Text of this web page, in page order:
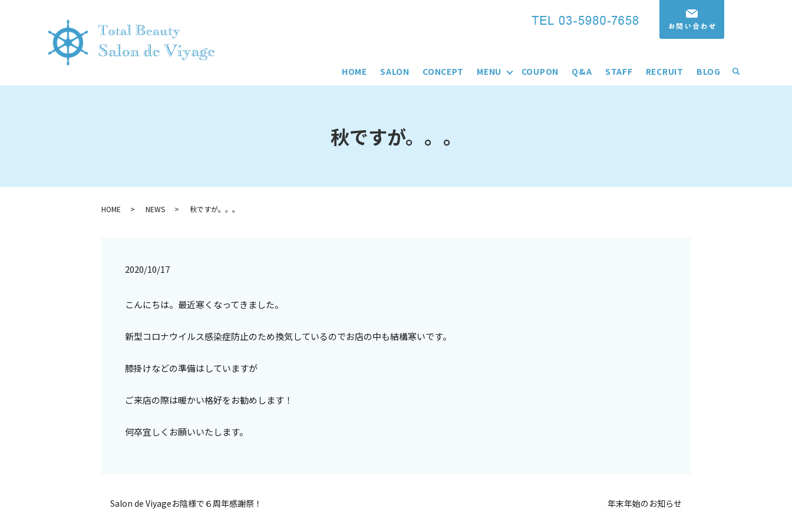
HOME SALON CONCEPT MENU COUPON Q&A STAFF RECRUIT BLOG search
秋ですが。。。
HOME NEWS 秋ですが。。。
2020/10/17
こんにちは。最近寒くなってきました。
新型コロナウイルス感染症防止のため換気しているのでお店の中も結構寒いです。
膝掛けなどの準備はしていますが
ご来店の際は暖かい格好をお勧めします！
何卒宜しくお願いいたします。
Salon de Viyageお陰様で６周年感謝祭！ 年末年始のお知らせ